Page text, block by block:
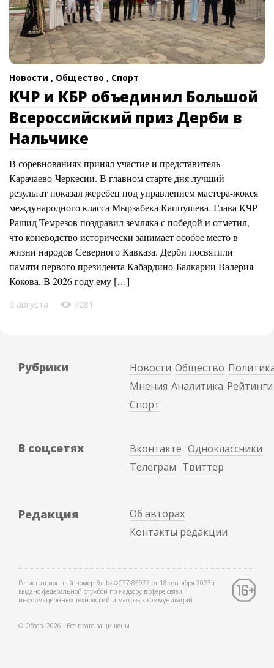
Новости , Общество , Спорт
КЧР и КБР объединил Большой
Всероссийский приз Дерби в
Нальчике
В соревнованиях принял участие и представитель
Карачаево-Черкесии. В главном старте дня лучший
результат показал жеребец под управлением мастера-жокея
международного класса Мырзабека Каппушева. Глава КЧР
Рашид Темрезов поздравил земляка с победой и отметил,
что коневодство исторически занимает особое место в
жизни народов Северного Кавказа. Дерби посвятили
памяти первого президента Кабардино-Балкарии Валерия
Кокова. В 2026 году ему […]
9 августа 7281
Рубрики Новости Общество
Мнения Аналитика Рейтинги
Спорт
В соцсетях Вконтакте Одноклассники
Телеграм Твиттер
Редакция
Об авторах
Контакты редакции
Регистрационный номер Эл № ФС77-85972 от 18 сентября 2023 г.
выдано федеральной службой по надзору в сфере связи,
информационных технологий и массовых коммуникаций
© Обзор, 2026 ∙ Все права защищены